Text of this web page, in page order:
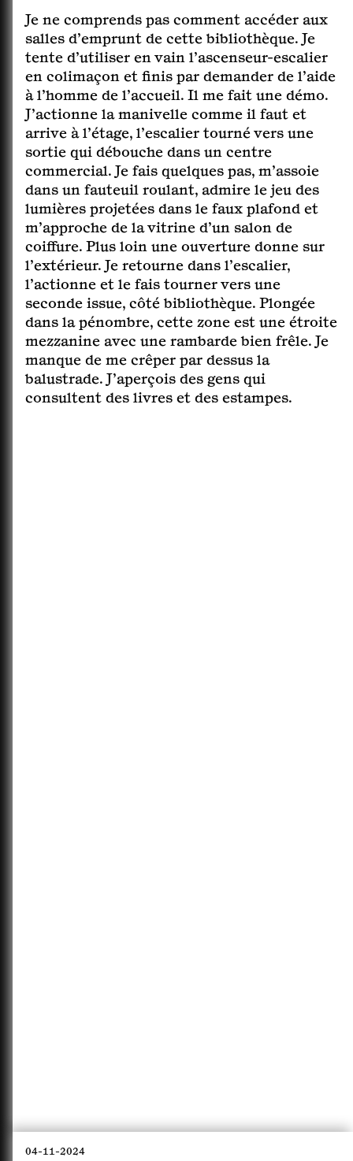
Je ne comprends pas comment accéder aux
salles d’emprunt de cette bibliothèque. Je
tente d’utiliser en vain l’ascenseur-escalier
en colimaçon et finis par demander de l’aide
à l’homme de l’accueil. Il me fait une démo.
J’actionne la manivelle comme il faut et
arrive à l’étage, l’escalier tourné vers une
sortie qui débouche dans un centre
commercial. Je fais quelques pas, m’assoie
dans un fauteuil roulant, admire le jeu des
lumières projetées dans le faux plafond et
m’approche de la vitrine d’un salon de
coiffure. Plus loin une ouverture donne sur
l’extérieur. Je retourne dans l’escalier,
l’actionne et le fais tourner vers une
seconde issue, côté bibliothèque. Plongée
dans la pénombre, cette zone est une étroite
mezzanine avec une rambarde bien frêle. Je
manque de me crêper par dessus la
balustrade. J’aperçois des gens qui
consultent des livres et des estampes.
04-11-2024